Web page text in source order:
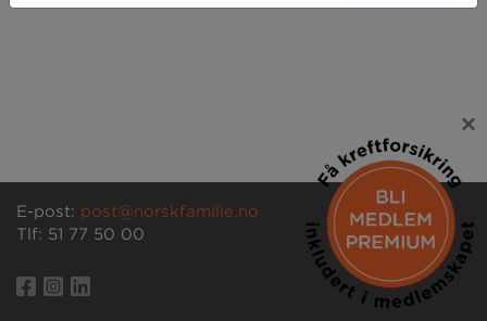
E-post: post@norskfamilie.no
Tlf: 51 77 50 00
×